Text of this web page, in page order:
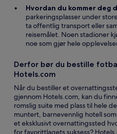
Hvordan du kommer deg
parkeringsplasser under
ta offentlig transport eller
reisemålet. Noen stadioner
noe som gjør hele
Derfor bør du bestille
Hotels.com
Når du bestiller et
gjennom Hotels.com, kan du
romslig suite med plass til hele
muntert, barnevennlig hotell
et eksklusivt overnattingssted
for favorittlagets suksess?